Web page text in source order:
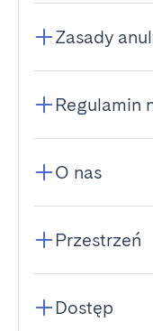
Zasady
Regulamin
O nas
Przestrzeń
Dostęp